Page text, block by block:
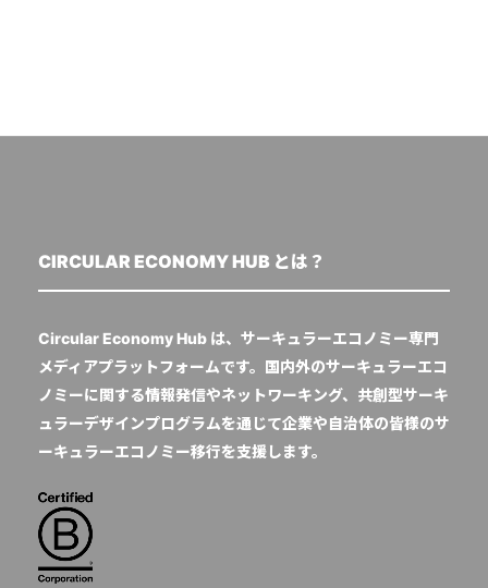
CIRCULAR ECONOMY HUB とは？
Circular Economy Hub は、サーキュラーエコノミー専門
メディアプラットフォームです。国内外のサーキュラーエコ
ノミーに関する情報発信やネットワーキング、共創型サーキ
ュラーデザインプログラムを通じて企業や自治体の皆様のサ
ーキュラーエコノミー移行を支援します。